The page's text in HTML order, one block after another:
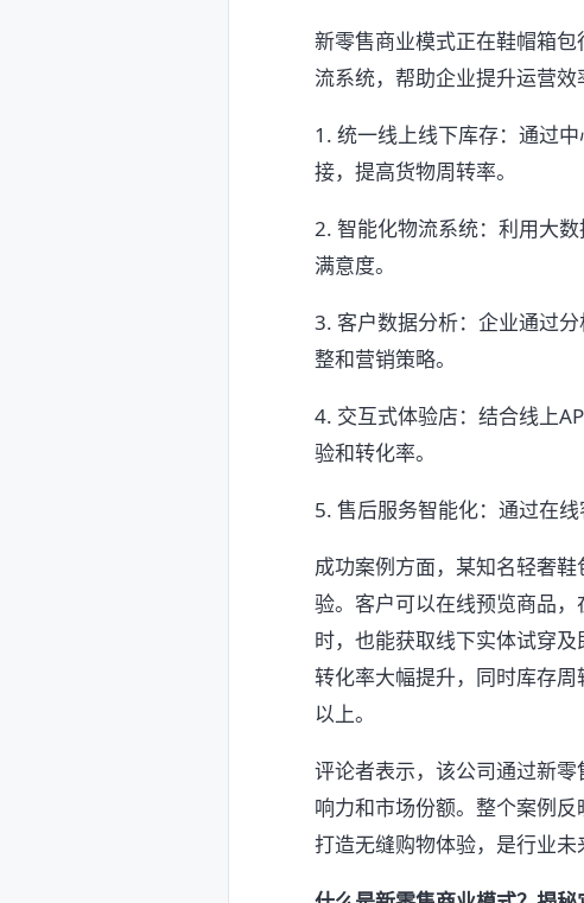
新零售商业模式正在鞋帽箱
流系统，帮助企业提升运营
1. 统一线上线下库存：通过
接，提高货物周转率。
2. 智能化物流系统：利用大
满意度。
3. 客户数据分析：企业通过
整和营销策略。
4. 交互式体验店：结合线上
验和转化率。
5. 售后服务智能化：通过在
成功案例方面，某知名轻奢
验。客户可以在线预览商品
时，也能获取线下实体试穿
转化率大幅提升，同时库存
以上。
评论者表示，该公司通过新
响力和市场份额。整个案例
打造无缝购物体验，是行业未